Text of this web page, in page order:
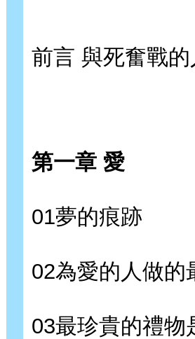
前言 與死奮戰的
第一章 愛
01夢的痕跡
02為愛的人做的
03最珍貴的禮物